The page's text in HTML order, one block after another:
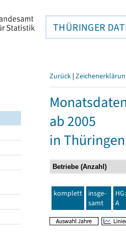
THÜRINGER
Zurück |
ab 2005
in Thüringen
komplett
insge-
samt
HG:
A